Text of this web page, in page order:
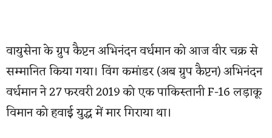
वायुसेना के ग्रुप कैप्टन अभिनंदन वर्धमान को आज वीर चक्र से
सम्मानित किया गया। विंग कमांडर (अब ग्रुप कैप्टन) अभिनंदन
वर्धमान ने 27 फरवरी 2019 को एक पाकिस्तानी F-16 लड़ाकू
विमान को हवाई युद्ध में मार गिराया था।